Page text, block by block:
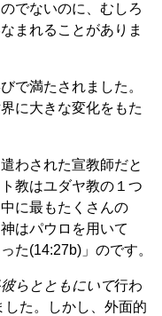
でないのに、むしろ
まれることがありま
で満たされました。
に大きな変化をもた
わされた宣教師だと
教はユダヤ教の１つ
に最もたくさんの
はパウロを用いて
た(14:27b)」のです。
彼らとともにいて行わ
た。しかし、外面的